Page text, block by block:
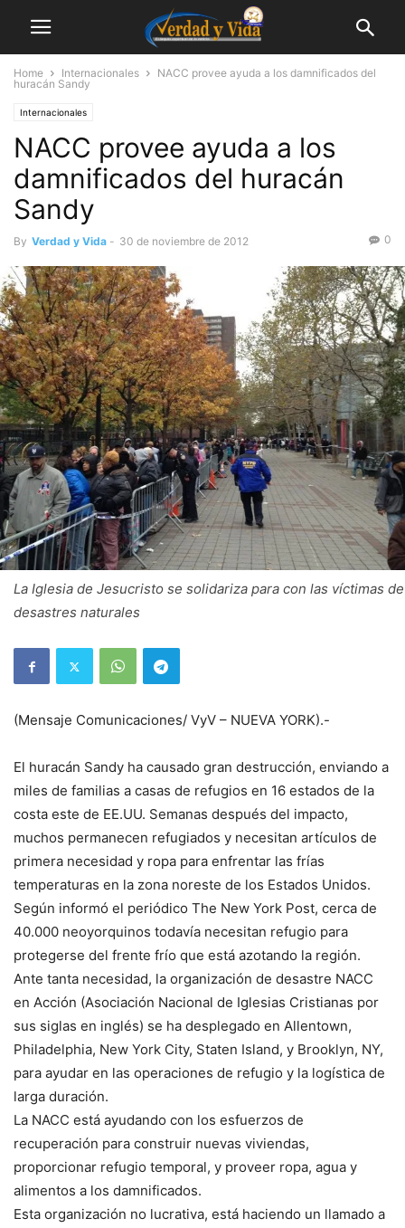
Home Internacionales
NACC provee ayuda a los damnificados del
huracán Sandy
Internacionales
NACC provee ayuda a los
damnificados del huracán
Sandy
By Verdad y Vida - 30 de noviembre de 2012 0
La Iglesia de Jesucristo se solidariza para con las víctimas de
desastres naturales
(Mensaje Comunicaciones/ VyV – NUEVA YORK).-
El huracán Sandy ha causado gran destrucción, enviando a
miles de familias a casas de refugios en 16 estados de la
costa este de EE.UU. Semanas después del impacto,
muchos permanecen refugiados y necesitan artículos de
primera necesidad y ropa para enfrentar las frías
temperaturas en la zona noreste de los Estados Unidos.
Según informó el periódico The New York Post, cerca de
40.000 neoyorquinos todavía necesitan refugio para
protegerse del frente frío que está azotando la región.
Ante tanta necesidad, la organización de desastre NACC
en Acción (Asociación Nacional de Iglesias Cristianas por
sus siglas en inglés) se ha desplegado en Allentown,
Philadelphia, New York City, Staten Island, y Brooklyn, NY,
para ayudar en las operaciones de refugio y la logística de
larga duración.
La NACC está ayudando con los esfuerzos de
recuperación para construir nuevas viviendas,
proporcionar refugio temporal, y proveer ropa, agua y
alimentos a los damnificados.
Esta organización no lucrativa, está haciendo un llamado a